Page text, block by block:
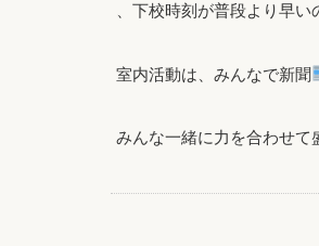
、下校時刻が普段より早
室内活動は、みんなで新聞
みんな一緒に力を合わせて